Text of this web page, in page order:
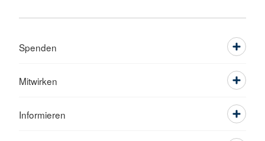
Spenden
Mitwirken
Informieren